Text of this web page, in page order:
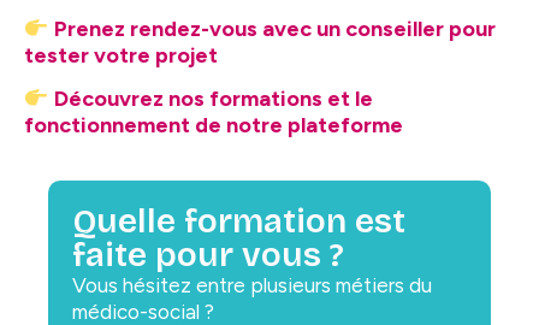
Prenez rendez-vous avec un conseiller pour
tester votre projet
Découvrez nos formations et le
fonctionnement de notre plateforme
Quelle formation est
faite pour vous ?
Vous hésitez entre plusieurs métiers du
médico-social ?